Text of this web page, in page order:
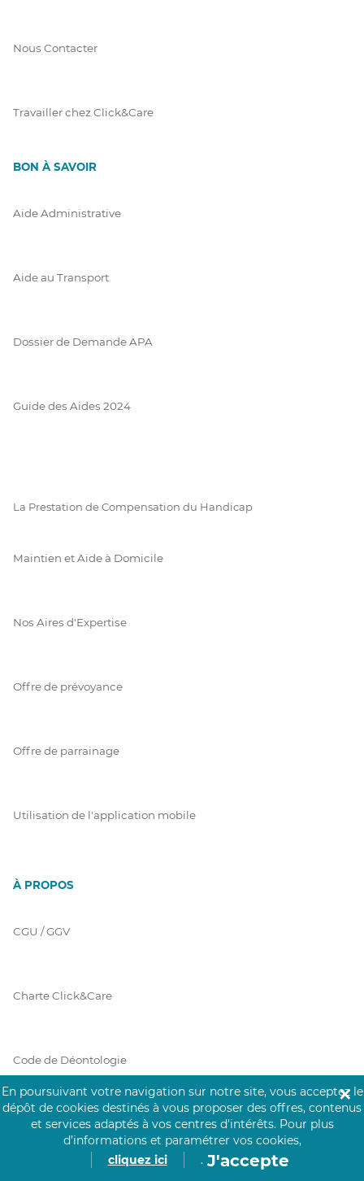
Nous Contacter
Travailler chez Click&Care
BON À SAVOIR
Aide Administrative
Aide au Transport
Dossier de Demande APA
Guide des Aides 2024
La Prestation de Compensation du Handicap
Maintien et Aide à Domicile
Nos Aires d'Expertise
Offre de prévoyance
Offre de parrainage
Utilisation de l'application mobile
À PROPOS
CGU / GGV
Charte Click&Care
Code de Déontologie
Mentions Légales
En poursuivant votre navigation sur notre site, vous acceptez le
dépôt de cookies destinés à vous proposer des offres, contenus
et services adaptés à vos centres d’intérêts. Pour plus
d’informations et paramétrer vos cookies,
cliquez ici
. J'accepte
✕